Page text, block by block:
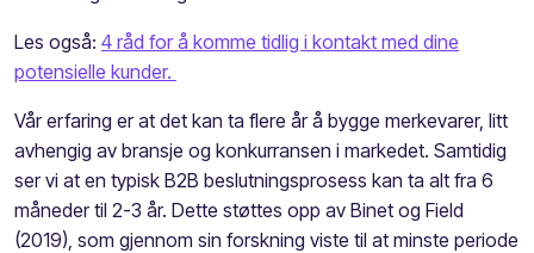
Les også: 4 råd for å komme tidlig i kontakt med dine
potensielle kunder.
Vår erfaring er at det kan ta flere år å bygge merkevarer, litt
avhengig av bransje og konkurransen i markedet. Samtidig
ser vi at en typisk B2B beslutningsprosess kan ta alt fra 6
måneder til 2-3 år. Dette støttes opp av Binet og Field
(2019), som gjennom sin forskning viste til at minste periode